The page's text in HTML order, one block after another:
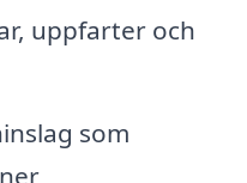
uppfarter och
som